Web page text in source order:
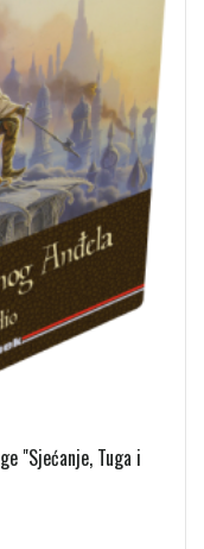
"Sjećanje, Tuga i